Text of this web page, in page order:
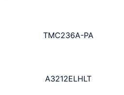
TMC236A-PA
A3212ELHLT